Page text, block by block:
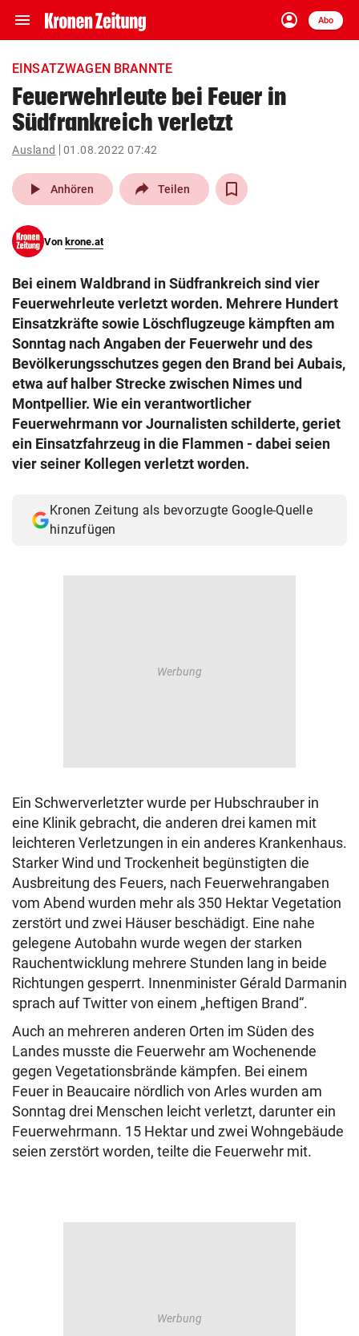
menu Navigation
ein-/ausklappen
account_circle
Anmelden
Abo
close Schließen
account_circle Anmelden
pin_drop
Wien arrow_right
search
eingeben
© Krone Multimedia GmbH & Co KG 2026
Muthgasse 2, 1190 Wien
EINSATZWAGEN BRANNTE
Feuerwehrleute bei Feuer in
Südfrankreich verletzt
Ausland 01.08.2022 07:42
play_arrow Anhören Teilen
Von krone.at
Bei einem Waldbrand in Südfrankreich sind vier
Feuerwehrleute verletzt worden. Mehrere Hundert
Einsatzkräfte sowie Löschflugzeuge kämpften am
Sonntag nach Angaben der Feuerwehr und des
Bevölkerungsschutzes gegen den Brand bei Aubais,
etwa auf halber Strecke zwischen Nimes und
Montpellier. Wie ein verantwortlicher
Feuerwehrmann vor Journalisten schilderte, geriet
ein Einsatzfahrzeug in die Flammen - dabei seien
vier seiner Kollegen verletzt worden.
Kronen Zeitung als bevorzugte Google-Quelle
hinzufügen
Ein Schwerverletzter wurde per Hubschrauber in
eine Klinik gebracht, die anderen drei kamen mit
leichteren Verletzungen in ein anderes Krankenhaus.
Starker Wind und Trockenheit begünstigten die
Ausbreitung des Feuers, nach Feuerwehrangaben
vom Abend wurden mehr als 350 Hektar Vegetation
zerstört und zwei Häuser beschädigt. Eine nahe
gelegene Autobahn wurde wegen der starken
Rauchentwicklung mehrere Stunden lang in beide
Richtungen gesperrt. Innenminister Gérald Darmanin
sprach auf Twitter von einem „heftigen Brand“.
Auch an mehreren anderen Orten im Süden des
Landes musste die Feuerwehr am Wochenende
gegen Vegetationsbrände kämpfen. Bei einem
Feuer in Beaucaire nördlich von Arles wurden am
Sonntag drei Menschen leicht verletzt, darunter ein
Feuerwehrmann. 15 Hektar und zwei Wohngebäude
seien zerstört worden, teilte die Feuerwehr mit.